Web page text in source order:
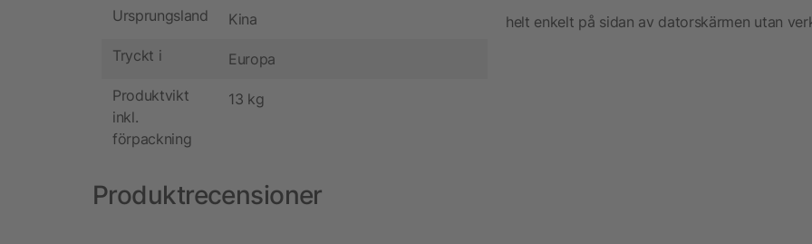
Ursprungsland Kina
Tryckt i Europa
Produktvikt
inkl.
förpackning
13 kg
helt enkelt på sidan av datorskärmen utan
Produktrecensioner